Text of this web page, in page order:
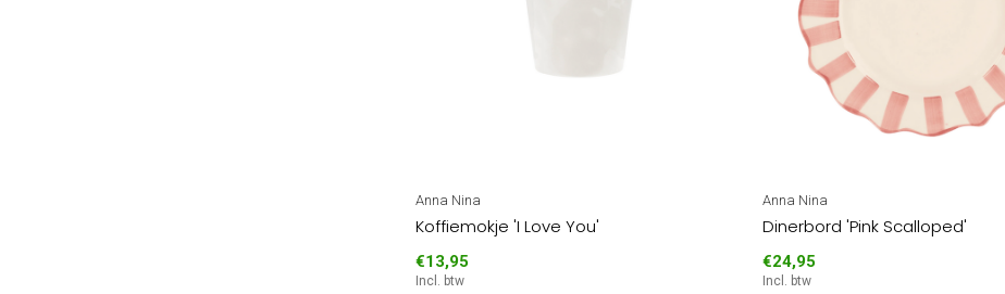
Anna Nina
Koffiemokje 'I Love You'
€13,95
Incl. btw
Anna Nina
Dinerbord 'Pink Scalloped'
€24,95
Incl. btw